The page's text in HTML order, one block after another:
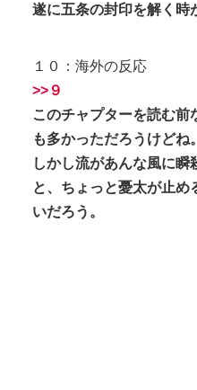
遂に五条の封印を解く時
１０：海外の反応
>>９
このチャプターを読む前
も多かっただろうけどね。
しかし流があんな風に瞬
と、ちょっと憂太が止め
いだろう。